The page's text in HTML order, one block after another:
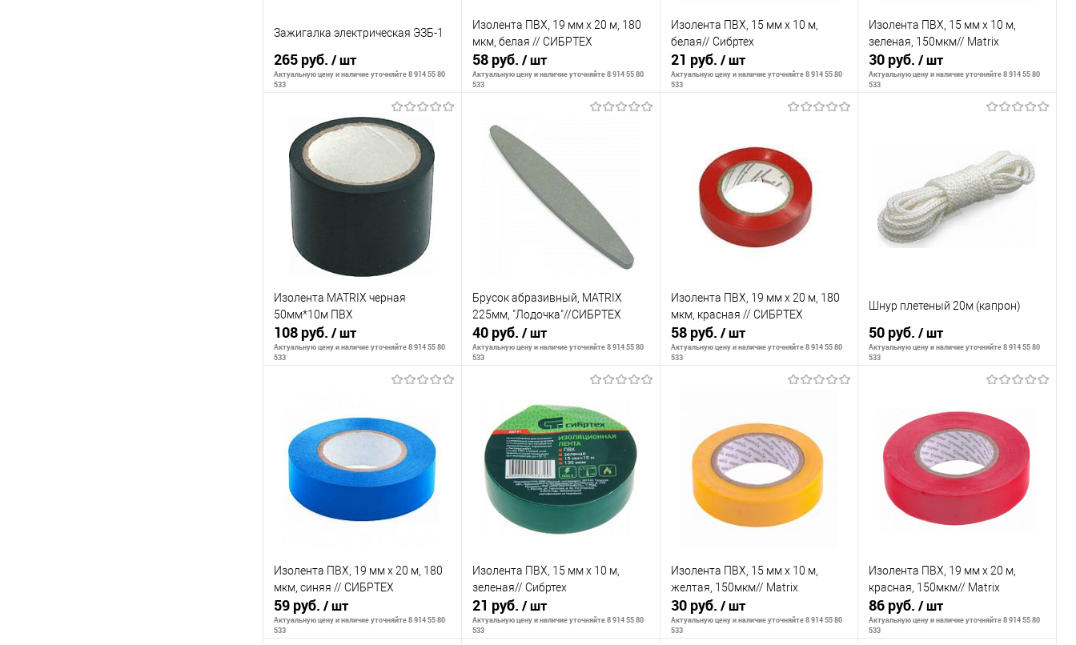
Зажигалка электрическая ЭЗБ-1
265 руб. / шт
Актуальную цену и наличие уточняйте 8 914 55 80
533
К сравнению
В избранное
В наличии
Изолента ПВХ, 19 мм х 20 м, 180
мкм, белая // СИБРТЕХ
58 руб. / шт
Актуальную цену и наличие уточняйте 8 914 55 80
533
К сравнению
В наличии
Изолента ПВХ, 15 мм х 10 м,
белая// Сибртех
21 руб. / шт
Актуальную цену и наличие уточняйте 8 914 55 80
533
В корзину
К сравнению
В избранное
В наличии
Изолента ПВХ, 15 мм х 10 м,
зеленая, 150мкм// Matrix
30 руб./ шт
Актуальную цену и наличие уточняйте 8 914 55 80
533
К сравнению
В избранное
Изолента MATRIX черная
50мм*10м ПВХ
108 руб. / шт
Актуальную цену и наличие уточняйте 8 914 55 80
533
В корзину
К сравнению
В избранное
В наличии
Брусок абразивный, MATRIX
225мм, "Лодочка"//СИБРТЕХ
40 руб. / шт
Актуальную цену и наличие уточняйте 8 914 55 80
533
В корзину
К сравнению
В избранное
В наличии
Изолента ПВХ, 19 мм х 20 м, 180
мкм, красная // СИБРТЕХ
58 руб. / шт
Актуальную цену и наличие уточняйте 8 914 55 80
533
В корзину
К сравнению
В избранное
В наличии
Шнур плетеный 20м (капрон)
50 руб./ шт
Актуальную цену и наличие уточняйте 8 914 55 80
533
В корзину
К сравнению
В избранное
В наличии
Изолента ПВХ, 19 мм х 20 м, 180
мкм, синяя // СИБРТЕХ
59 руб. / шт
Актуальную цену и наличие уточняйте 8 914 55 80
533
Изолента ПВХ, 15 мм х 10 м,
зеленая// Сибртех
21 руб. / шт
Актуальную цену и наличие уточняйте 8 914 55 80
533
Изолента ПВХ, 15 мм х 10 м,
желтая, 150мкм// Matrix
30 руб. / шт
Актуальную цену и наличие уточняйте 8 914 55 80
533
Изолента ПВХ, 19 мм х 20 м,
красная, 150мкм// Matrix
86 руб./ шт
Актуальную цену и наличие уточняйте 8 914 55 80
533